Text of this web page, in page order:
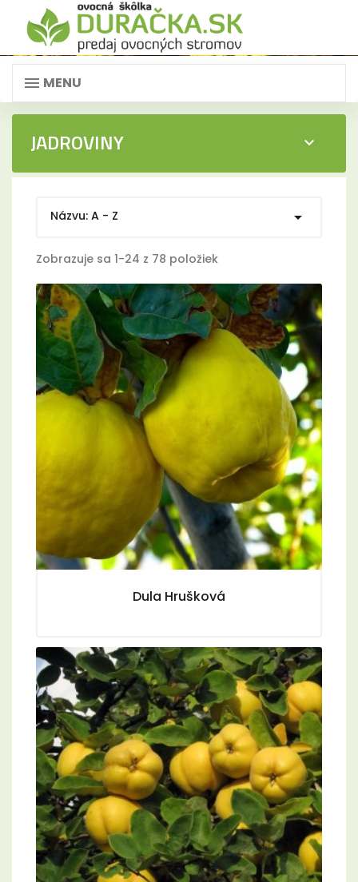
MENU
JADROVINY 
Názvu: A - Z 
Zobrazuje sa 1-24 z 78 položiek
Dula Hrušková